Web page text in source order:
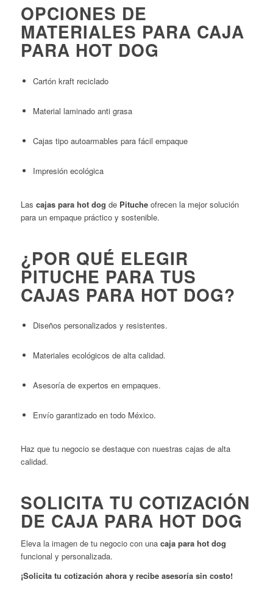
OPCIONES DE
MATERIALES PARA CAJA
PARA HOT DOG
Cartón kraft reciclado
Material laminado anti grasa
Cajas tipo autoarmables para fácil empaque
Impresión ecológica
Las cajas para hot dog de Pitucheofrecen la mejor solución
para un empaque práctico y sostenible.
¿POR QUÉ ELEGIR
PITUCHE PARA TUS
CAJAS PARA HOT DOG?
Diseños personalizados y resistentes.
Materiales ecológicos de alta calidad.
Asesoría de expertos en empaques.
Envío garantizado en todo México.
Haz que tu negocio se destaque con nuestras cajas de alta
calidad.
SOLICITA TU COTIZACIÓN
DE CAJA PARA HOT DOG
Eleva la imagen de tu negocio con una caja para hot dog
funcional y personalizada.
¡Solicita tu cotización ahora y recibe asesoría sin costo!